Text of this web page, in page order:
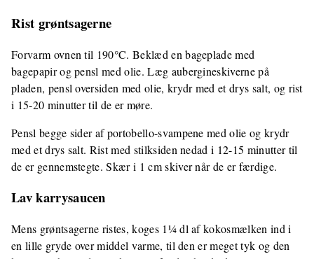
Rist grøntsagerne
Forvarm ovnen til 190°C. Beklæd en bageplade med
bagepapir og pensl med olie. Læg aubergineskiverne på
pladen, pensl oversiden med olie, krydr med et drys salt, og rist
i 15-20 minutter til de er møre.
Pensl begge sider af portobello-svampene med olie og krydr
med et drys salt. Rist med stilksiden nedad i 12-15 minutter til
de er gennemstegte. Skær i 1 cm skiver når de er færdige.
Lav karrysaucen
Mens grøntsagerne ristes, koges 1¼ dl af kokosmælken ind i
en lille gryde over middel varme, til den er meget tyk og den